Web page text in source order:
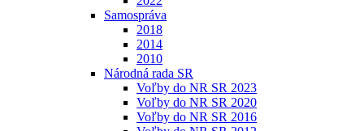
Samospráva
2018
2014
2010
Národná rada SR
Voľby do NR SR 2023
Voľby do NR SR 2020
Voľby do NR SR 2016